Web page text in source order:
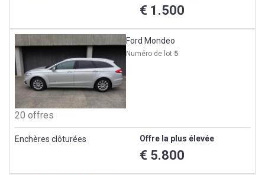
€ 1.500
Ford Mondeo
Numéro de lot 5
20 offres
Enchères clôturées Offre la plus élevée
€ 5.800